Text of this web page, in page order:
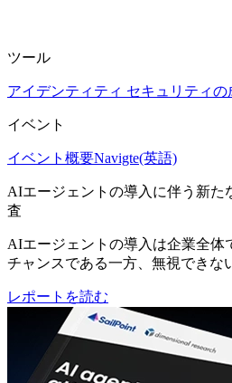
ツール
アイデンティティ セキュリティの
イベント
イベント概要Navigte(英語)
AIエージェントの導入に伴う新た
査
AIエージェントの導入は企業全体
チャンスである一方、無視できな
レポートを読む